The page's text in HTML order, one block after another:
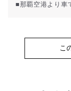
■那覇空港より車
こ